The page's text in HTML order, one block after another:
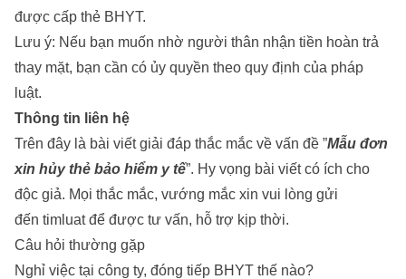
được cấp thẻ BHYT.
Lưu ý: Nếu bạn muốn nhờ người thân nhận tiền hoàn trả
thay mặt, bạn cần có ủy quyền theo quy định của pháp
luật.
Thông tin liên hệ
Trên đây là bài viết giải đáp thắc mắc về vấn đề ”Mẫu đơn
xin hủy thẻ bảo hiểm y tế”. Hy vọng bài viết có ích cho
độc giả. Mọi thắc mắc, vướng mắc xin vui lòng gửi
đến timluat để được tư vấn, hỗ trợ kịp thời.
Câu hỏi thường gặp
Nghỉ việc tại công ty, đóng tiếp BHYT thế nào?